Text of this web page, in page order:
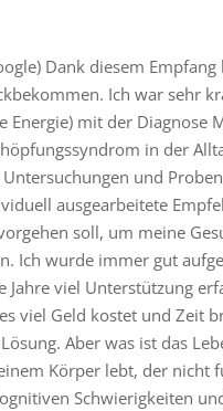
Dank diesem Empfang
Ich war sehr
Energie) mit der Diagnose
in der
und
ausgearbeitete
soll, um meine
Ich wurde immer gut
Jahre viel Unterstützung
viel Geld kostet und Zeit
Aber was ist das
Körper lebt, der nicht
Schwierigkeiten